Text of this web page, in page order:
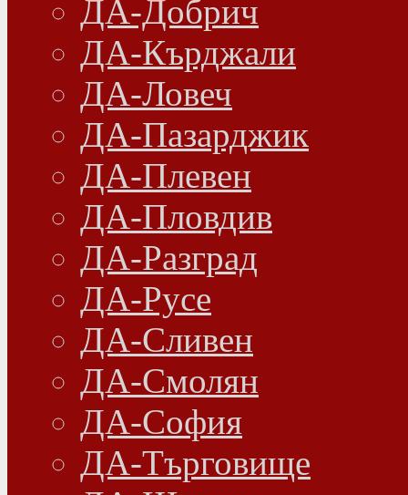
ДА-Добрич
ДА-Кърджали
ДА-Ловеч
ДА-Пазарджик
ДА-Плевен
ДА-Пловдив
ДА-Разград
ДА-Русе
ДА-Сливен
ДА-Смолян
ДА-София
ДА-Търговище